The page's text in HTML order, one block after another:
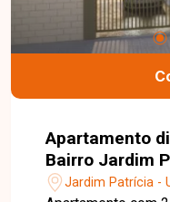
Apartamento
Bairro Jardim
MGJardim Patrícia -